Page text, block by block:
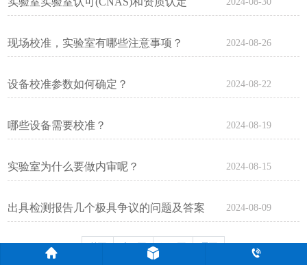
现场校准，实验室有哪些注意事项？ 2024-08-26
设备校准参数如何确定？ 2024-08-22
哪些设备需要校准？ 2024-08-19
实验室为什么要做内审呢？ 2024-08-15
出具检测报告几个极具争议的问题及答案 2024-08-09
首页 上一页 下一页 尾页